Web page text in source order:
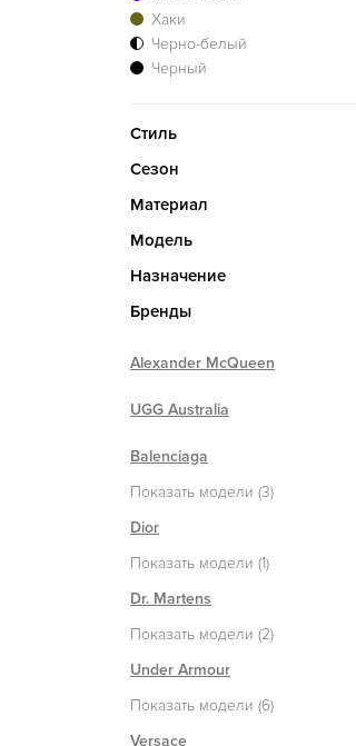
Хаки
Черно-белый
Черный
Стиль
Сезон
Материал
Модель
Назначение
Бренды
Alexander McQueen
UGG Australia
Balenciaga
Показать модели (3)
Dior
Показать модели (1)
Dr. Martens
Показать модели (2)
Under Armour
Показать модели (6)
Versace